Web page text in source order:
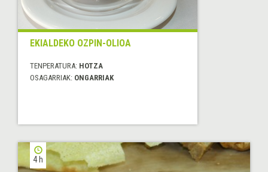
EKIALDEKO OZPIN-OLIOA
TENPERATURA: HOTZA
OSAGARRIAK: ONGARRIAK
4 h